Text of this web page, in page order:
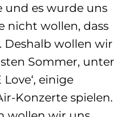
es wurde uns
nicht wollen, dass
Deshalb wollen wir
Sommer, unter
einige
Konzerte spielen.